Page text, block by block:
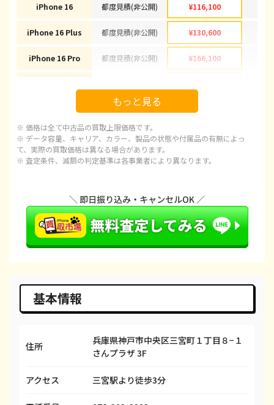
iPhone 16
iPhone 16 Plus
iPhone 16 Pro
iPhone 15 Plus
iPhone 15 Pro
iPhone 14 Plus
iPhone 14
iPhone 14 Pro Max
iPhone SE 3
iPhone 13
都度見積(非公開)
都度見積(非公開)
都度見積(非公開)
都度見積(非公開)
都度見積(非公開)
都度見積(非公開)
都度見積(非公開)
都度見積(非公開)
都度見積(非公開)
¥116,100
¥130,600
¥166,100
¥92,100
¥97,100
¥120,100
¥66,600
¥29,600
¥58,100
もっと見る
※ 価格は全て中古品の買取上限価格です。
※ データ容量、キャリア、カラー、製品の状態や付属品の有無によっ
て、実際の買取価格は異なる場合があります。
※ 査定条件、減額の判定基準は各事業者により異なります。
基本情報
住所
兵庫県神戸市中央区三宮町１丁目８−１
さんプラザ 3F
アクセス 三宮駅より徒歩3分